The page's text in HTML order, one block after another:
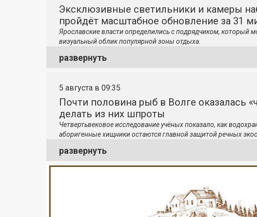
Эксклюзивные светильники и камеры
пройдёт масштабное обновление за 31
Ярославские власти определились с подрядчиком, который
визуальный облик популярной зоны отдыха.
развернуть
5 августа в 09:35
Почти половина рыб в Волге оказалась
делать из них шпроты
Четвертьвековое исследование учёных показало, как
аборигенные хищники остаются главной защитой речных
развернуть